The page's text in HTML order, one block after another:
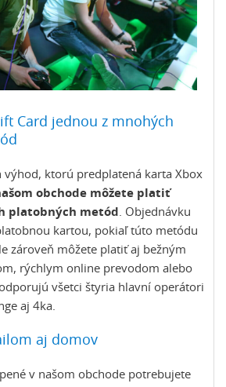
Card jednou z mnohých
výhod, ktorú predplatená karta Xbox
obchode môžete platiť
platobných metód . Objednávku
kartou, pokiaľ túto metódu
zároveň môžete platiť aj bežným
rýchlym online prevodom alebo
všetci štyria hlavní operátori
aj 4ka.
aj domov
v našom obchode potrebujete